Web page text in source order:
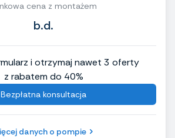
cena z montażem
b.d.
i otrzymaj nawet 3 oferty
z rabatem do 40%
Bezpłatna konsultacja
danych o pompie